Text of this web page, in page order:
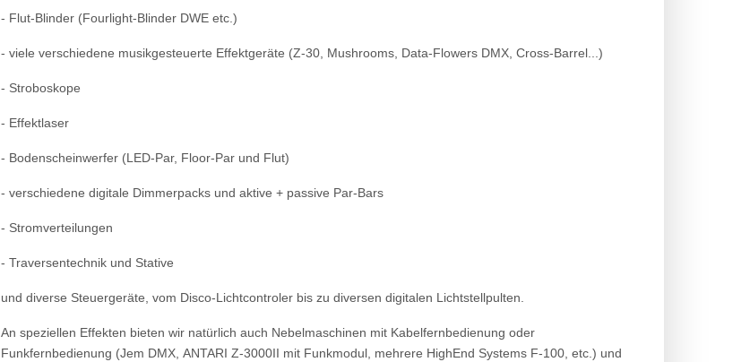
- Flut-Blinder (Fourlight-Blinder DWE etc.)
- viele verschiedene musikgesteuerte Effektgeräte (Z-30, Mushrooms, Data-Flowers DMX, Cross-Barrel...)
- Stroboskope
- Effektlaser
- Bodenscheinwerfer (LED-Par, Floor-Par und Flut)
- verschiedene digitale Dimmerpacks und aktive + passive Par-Bars
- Stromverteilungen
- Traversentechnik und Stative
und diverse Steuergeräte, vom Disco-Lichtcontroler bis zu diversen digitalen Lichtstellpulten.
An speziellen Effekten bieten wir natürlich auch Nebelmaschinen mit Kabelfernbedienung oder
Funkfernbedienung (Jem DMX, ANTARI Z-3000II mit Funkmodul, mehrere HighEnd Systems F-100, etc.) und